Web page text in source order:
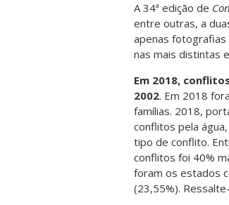
A 34ª edição de
entre outras, a
apenas fotografias
nas mais distintas
Em 2018,
2002. Em 2018
famílias. 2018,
conflitos pela
tipo de conflito.
conflitos foi 40%
foram os estados
(23,55%).